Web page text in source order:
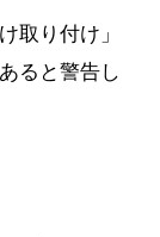
取り付け」
ると警告し